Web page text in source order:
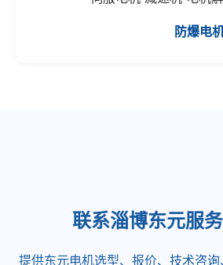
防爆电
联系淄博东元服
提供东元电机选型、报价、技术咨询